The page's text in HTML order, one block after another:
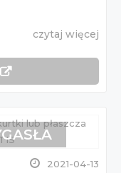
czytaj więcej
2021-04-13